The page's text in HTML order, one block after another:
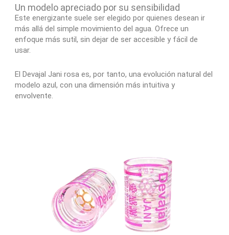
Un modelo apreciado por su sensibilidad
Este energizante suele ser elegido por quienes desean ir
más allá del simple movimiento del agua. Ofrece un
enfoque más sutil, sin dejar de ser accesible y fácil de
usar.
El Devajal Jani rosa es, por tanto, una evolución natural del
modelo azul, con una dimensión más intuitiva y
envolvente.